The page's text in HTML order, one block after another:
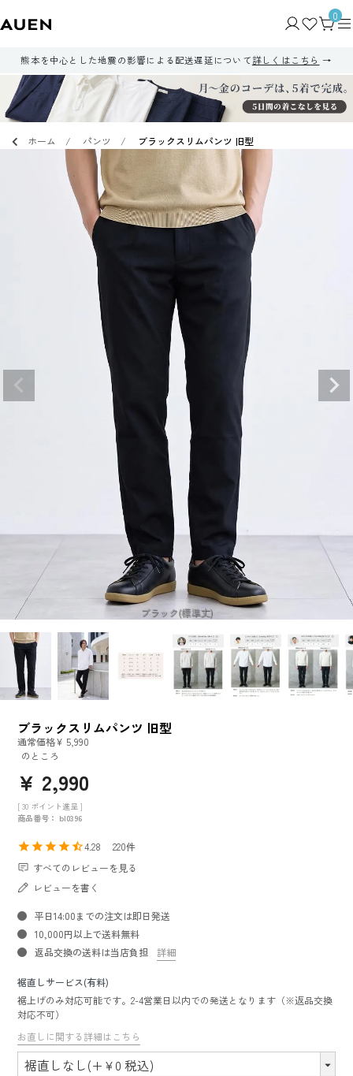
0
熊本を中心とした地震の影響による配送遅延について詳しくはこちら
ホーム パンツ ブラックスリムパンツ 旧型
ブラック(標準丈)
ブラックスリムパンツ 旧型
通常価格¥ 5,990
のところ
¥ 2,990
[ 30 ポイント進呈 ]
商品番号
bl0396
4.28
220
すべてのレビューを見る
レビューを書く
平日14:00までの注文は即日発送
10,000円以上で送料無料
返品交換の送料は当店負担
詳細
裾直しサービス(有料)
裾上げのみ対応可能です。2-4営業日以内での発送となります（※返品交換
対応不可）
お直しに関する詳細はこちら